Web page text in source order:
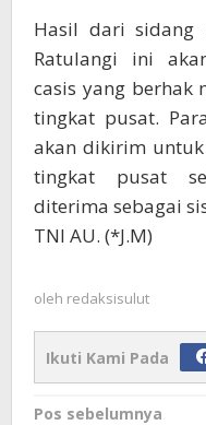
Hasil dari sidang
Ratulangi ini
casis yang berhak
tingkat pusat.
akan dikirim
tingkat pusat
diterima sebagai
TNI AU. (*J.M)
oleh redaksisulut
Ikuti Kami Pada
Pos sebelumnya